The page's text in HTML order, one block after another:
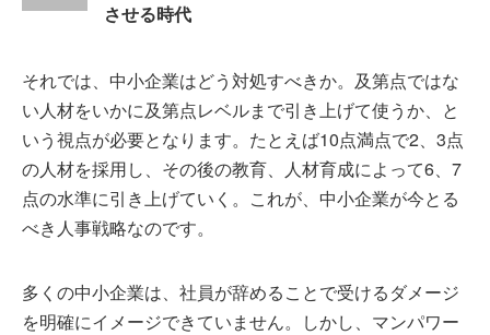
させる時代
それでは、中小企業はどう対処すべきか。及第点ではな
い人材をいかに及第点レベルまで引き上げて使うか、と
いう視点が必要となります。たとえば10点満点で2、3点
の人材を採用し、その後の教育、人材育成によって6、7
点の水準に引き上げていく。これが、中小企業が今とる
べき人事戦略なのです。
多くの中小企業は、社員が辞めることで受けるダメージ
を明確にイメージできていません。しかし、マンパワー